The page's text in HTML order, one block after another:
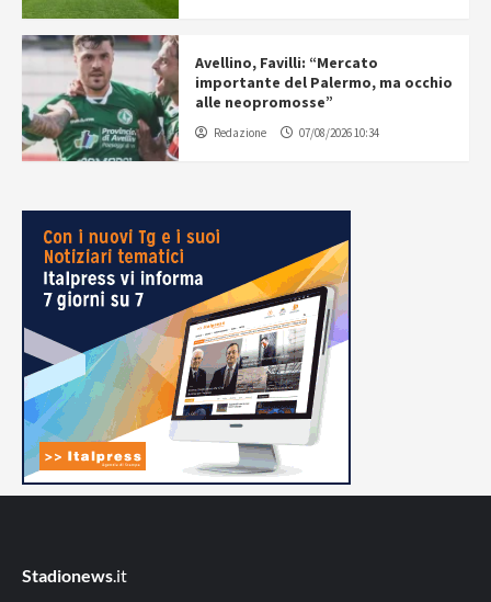
Avellino, Favilli: “Mercato
importante del Palermo, ma occhio
alle neopromosse”
Redazione 07/08/2026 10:34
Stadionews.it